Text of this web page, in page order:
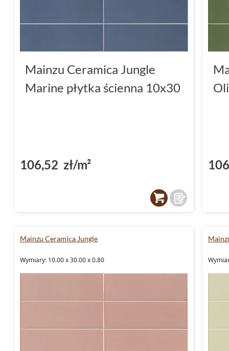
Mainzu Ceramica Jungle
Marine płytka ścienna 10x30
106,52 zł/m²
Mainzu Ceramica Jungle
Wymiary: 10.00 x 30.00 x 0.80